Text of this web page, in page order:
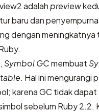
adalahpreview
baru dan
dengan meningkatnya
Symbol GCmembuat
. Hal ini mengurangi
karena GC tidak dapat
sebelum Ruby 2.2.